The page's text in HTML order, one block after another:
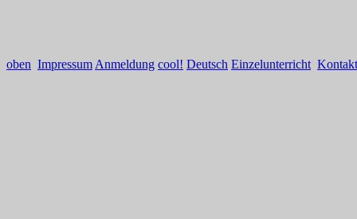
oben Impressum Anmeldung cool! Deutsch Einzelunterricht Kontakt